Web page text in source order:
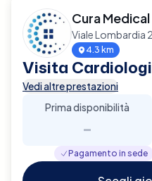
Cura
Viale Lombardia
4.3 km
Visita
Vedi altre prestazioni
Prima disponibilità
-
Pagamento in sede